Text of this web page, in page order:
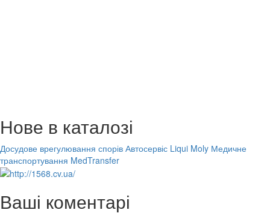
Нове в каталозі
Досудове врегулювання спорів Автосервіс Liqui Moly Медичне
транспортування MedTransfer
Ваші коментарі